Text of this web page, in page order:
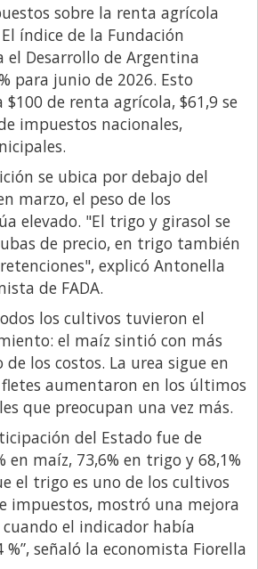
sobre la renta agrícola
índice de la Fundación
el Desarrollo de Argentina
para junio de 2026. Esto
$100 de renta agrícola, $61,9 se
impuestos nacionales,
se ubica por debajo del
marzo, el peso de los
elevado. "El trigo y girasol se
de precio, en trigo también
explicó Antonella
de FADA.
los cultivos tuvieron el
el maíz sintió con más
los costos. La urea sigue en
aumentaron en los últimos
que preocupan una vez más.
del Estado fue de
en maíz, 73,6% en trigo y 68,1%
el trigo es uno de los cultivos
impuestos, mostró una mejora
el indicador había
%”, señaló la economista Fiorella